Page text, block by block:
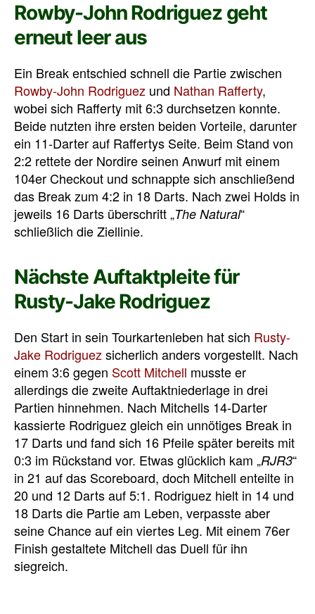
Rowby-John Rodriguez geht
erneut leer aus
Ein Break entschied schnell die Partie zwischen
Rowby-John Rodriguez und Nathan Rafferty,
wobei sich Rafferty mit 6:3 durchsetzen konnte.
Beide nutzten ihre ersten beiden Vorteile, darunter
ein 11-Darter auf Raffertys Seite. Beim Stand von
2:2 rettete der Nordire seinen Anwurf mit einem
104er Checkout und schnappte sich anschließend
das Break zum 4:2 in 18 Darts. Nach zwei Holds in
jeweils 16 Darts überschritt „The Natural“
schließlich die Ziellinie.
Nächste Auftaktpleite für
Rusty-Jake Rodriguez
Den Start in sein Tourkartenleben hat sich Rusty-
Jake Rodriguezsicherlich anders vorgestellt. Nach
einem 3:6 gegen Scott Mitchell musste er
allerdings die zweite Auftaktniederlage in drei
Partien hinnehmen. Nach Mitchells 14-Darter
kassierte Rodriguez gleich ein unnötiges Break in
17 Darts und fand sich 16 Pfeile später bereits mit
0:3 im Rückstand vor. Etwas glücklich kam „RJR3“
in 21 auf das Scoreboard, doch Mitchell enteilte in
20 und 12 Darts auf 5:1. Rodriguez hielt in 14 und
18 Darts die Partie am Leben, verpasste aber
seine Chance auf ein viertes Leg. Mit einem 76er
Finish gestaltete Mitchell das Duell für ihn
siegreich.